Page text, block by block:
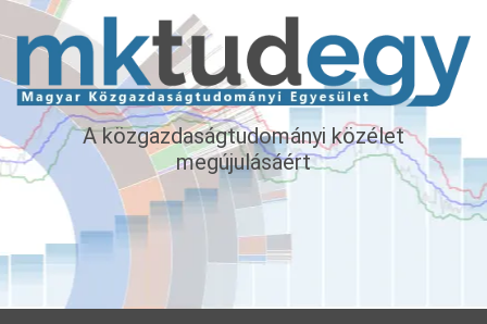
A közgazdaságtudományi közélet
megújulásáért